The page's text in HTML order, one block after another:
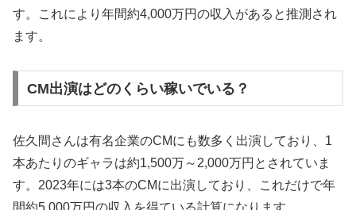
す。これにより年間約4,000万円の収入があると推測され
ます。
CM出演はどのくらい稼いでいる？
佐久間さんは有名企業のCMにも数多く出演しており、1
本あたりのギャラは約1,500万～2,000万円とされていま
す。2023年には3本のCMに出演しており、これだけで年
間約5,000万円の収入を得ている計算になります。